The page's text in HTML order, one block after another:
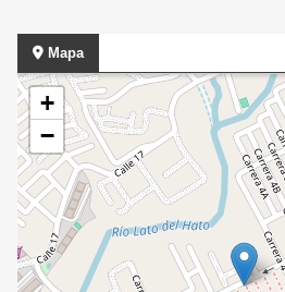
Mapa
+
−